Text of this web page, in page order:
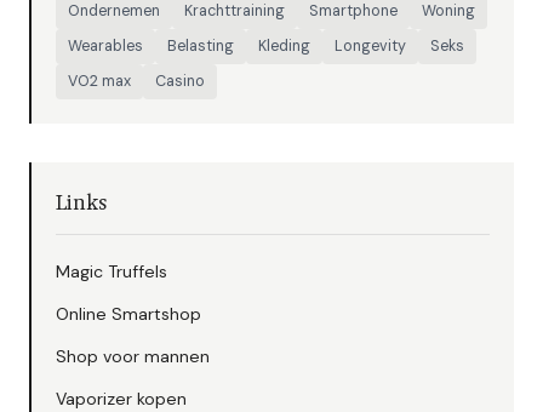
Ondernemen
Krachttraining Smartphone
Woning
Wearables
Belasting Kleding Longevity
Seks
VO2 max
Casino
Links
Magic Truffels
Online Smartshop
Shop voor mannen
Vaporizer kopen